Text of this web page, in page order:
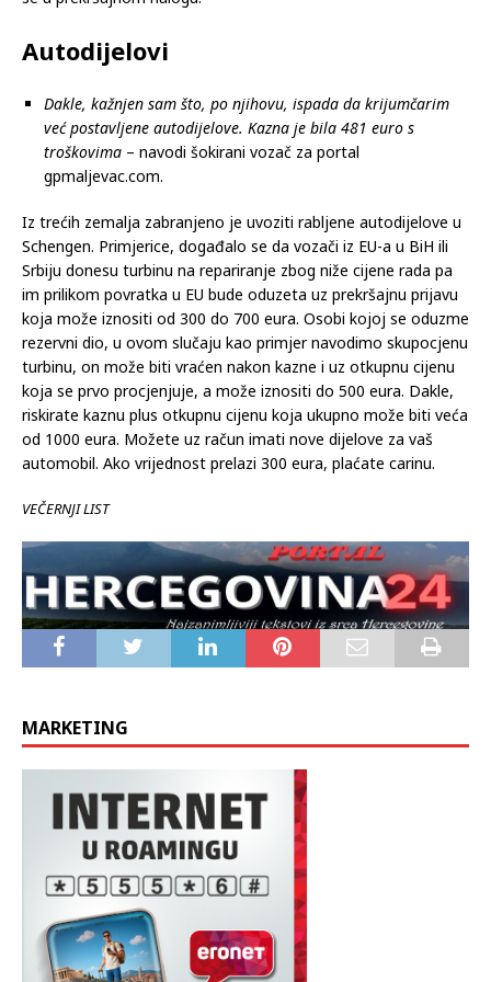
Autodijelovi
Dakle, kažnjen sam što, po njihovu, ispada da krijumčarim
već postavljene autodijelove. Kazna je bila 481 euro s
troškovima – navodi šokirani vozač za portal
gpmaljevac.com.
Iz trećih zemalja zabranjeno je uvoziti rabljene autodijelove u
Schengen. Primjerice, događalo se da vozači iz EU-a u BiH ili
Srbiju donesu turbinu na repariranje zbog niže cijene rada pa
im prilikom povratka u EU bude oduzeta uz prekršajnu prijavu
koja može iznositi od 300 do 700 eura. Osobi kojoj se oduzme
rezervni dio, u ovom slučaju kao primjer navodimo skupocjenu
turbinu, on može biti vraćen nakon kazne i uz otkupnu cijenu
koja se prvo procjenjuje, a može iznositi do 500 eura. Dakle,
riskirate kaznu plus otkupnu cijenu koja ukupno može biti veća
od 1000 eura. Možete uz račun imati nove dijelove za vaš
automobil. Ako vrijednost prelazi 300 eura, plaćate carinu.
VEČERNJI LIST
MARKETING